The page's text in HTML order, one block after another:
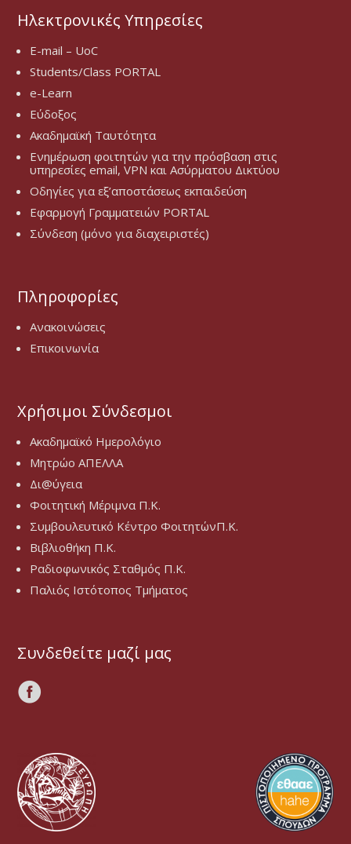
Ηλεκτρονικές Υπηρεσίες
E-mail – UoC
Students/Class PORTAL
e-Learn
Εύδοξος
Ακαδημαϊκή Ταυτότητα
Ενημέρωση φοιτητών για την πρόσβαση στις
υπηρεσίες email, VPN και Ασύρματου Δικτύου
Οδηγίες για εξ’αποστάσεως εκπαιδεύση
Εφαρμογή Γραμματειών PORTAL
Σύνδεση (μόνο για διαχειριστές)
Πληροφορίες
Ανακοινώσεις
Επικοινωνία
Χρήσιμοι Σύνδεσμοι
Ακαδημαϊκό Ημερολόγιο
Μητρώο ΑΠΕΛΛΑ
Δι@ύγεια
Φοιτητική Μέριμνα Π.Κ.
Συμβουλευτικό Κέντρο ΦοιτητώνΠ.Κ.
Βιβλιοθήκη Π.Κ.
Ραδιοφωνικός Σταθμός Π.Κ.
Παλιός Ιστότοπος Τμήματος
Συνδεθείτε μαζί μας